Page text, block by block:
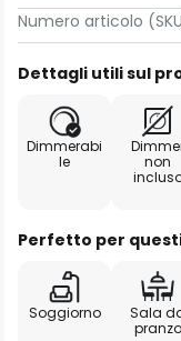
Numero articolo
Dettagli utili sul
Dimmerabi
le
non
Perfetto per
Soggiorno
Sala
pranzo